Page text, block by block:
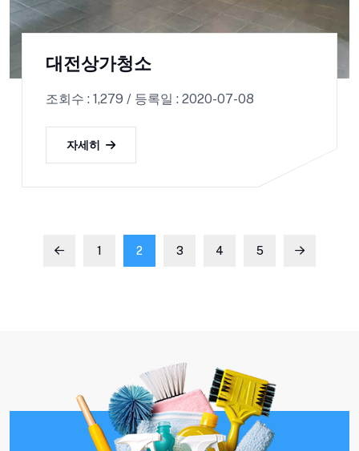
대전상가청소
조회수 : 1,279 / 등록일 : 2020-07-08
자세히
1 2 3 4 5